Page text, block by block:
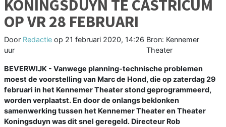
KONINGSDUYN TE CASTRICUM
OP VR 28 FEBRUARI
Door Redactie op 21 februari 2020, 14:26
uur
Bron: Kennemer
Theater
BEVERWIJK - Vanwege planning-technische problemen
moest de voorstelling van Marc de Hond, die op zaterdag 29
februari in het Kennemer Theater stond geprogrammeerd,
worden verplaatst. En door de onlangs beklonken
samenwerking tussen het Kennemer Theater en Theater
Koningsduyn was dit snel geregeld. Directeur Rob